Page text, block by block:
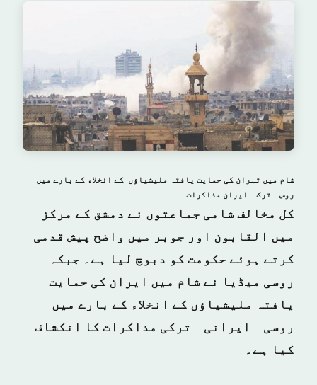
شام میں تہران کی حمایت یافتہ ملیشیاؤں کے انخلاء کے بارے میں
روس – ترک – ایران مذاکرات
کل مخالف شامی جماعتوں نے دمشق کے مرکز
میں القابون اور جوبر میں واضح پیش قدمی
کرتے ہوئے حکومت کو دبوچ لیا ہے۔ جبکہ
روسی میڈیا نے شام میں ایران کی حمایت
یافتہ ملیشیاؤں کے انخلاء کے بارے میں
روسی – ایرانی – ترکی مذاکرات کا انکشاف
کیا ہے۔